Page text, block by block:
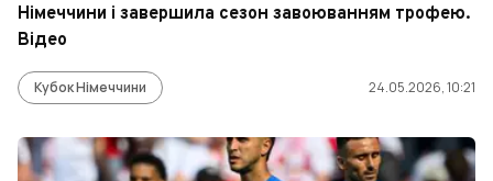
Німеччини і завершила сезон завоюванням трофею.
Відео
Кубок Німеччини 24.05.2026, 10:21